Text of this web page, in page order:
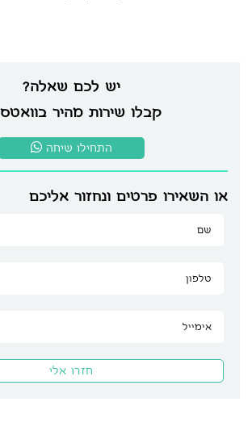
יש לכם שאלה?
קבלו שירות מהיר
התחילו שיחה
או השאירו פרטים ונחזור אליכם